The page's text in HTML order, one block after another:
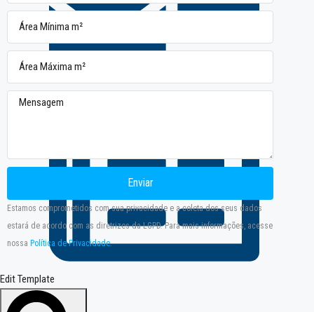
Newsletter
Notícias
Enviar
Estamos comprometidos com sua privacidade e a coleta dos seus dados
estará de acordo com as diretrizes da LGPD. Para mais informações, acesse
nossa Política de Privacidade.
Edit Template